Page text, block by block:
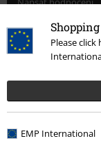
Please
EMP International